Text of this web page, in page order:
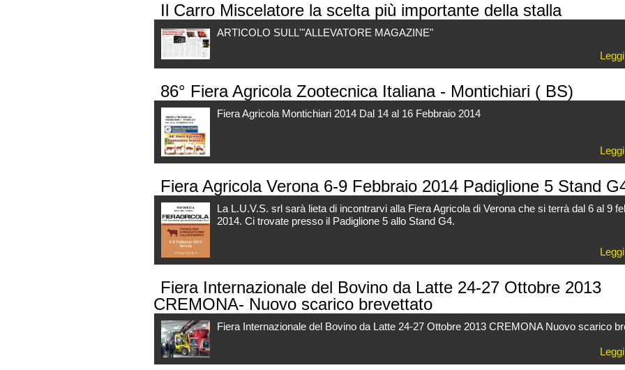
Il Carro Miscelatore la scelta più importante della stalla
ARTICOLO SULL'"ALLEVATORE MAGAZINE"
86° Fiera Agricola Zootecnica Italiana - Montichiari ( BS)
Fiera Agricola Montichiari 2014 Dal 14 al 16 Febbraio 2014
Fiera Agricola Verona 6-9 Febbraio 2014 Padiglione 5 Stand
La L.U.V.S. srl sarà lieta di incontrarvi alla Fiera Agricola di Verona che si terrà dal 6 al 9
2014. Ci trovate presso il Padiglione 5 allo Stand G4.
Fiera Internazionale del Bovino da Latte 24-27 Ottobre 2013
CREMONA- Nuovo scarico brevettato
Fiera Internazionale del Bovino da Latte 24-27 Ottobre 2013 CREMONA Nuovo scarico